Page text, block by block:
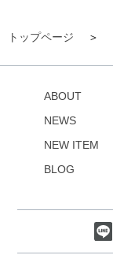
トップページ
ABOUT
NEWS
NEW ITEM
BLOG